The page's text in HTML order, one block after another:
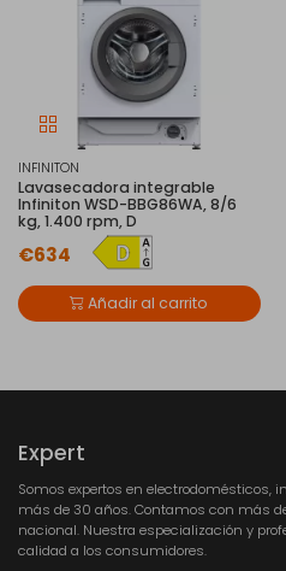
INFINITON
Lavasecadora integrable
Infiniton WSD-BBG86WA, 8/6
kg, 1.400 rpm, D
€634
Añadir al carrito
Expert
Somos expertos en electrodomésticos,
más de 30 años. Contamos con más
nacional. Nuestra especialización y
calidad a los consumidores.